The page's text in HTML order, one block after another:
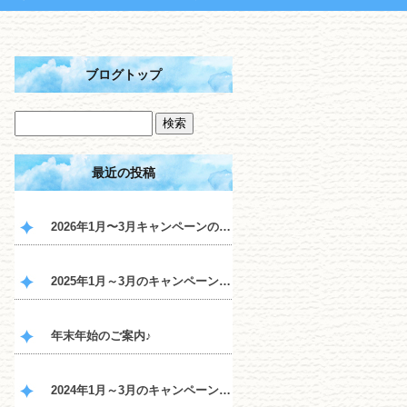
ブログトップ
最近の投稿
2026年1月〜3月キャンペーンのご案内♪
2025年1月～3月のキャンペーンのご案内♪
年末年始のご案内♪
2024年1月～3月のキャンペーンのご案内♪